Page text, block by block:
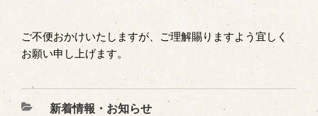
ご不便おかけいたしますが、ご理解賜りますよう宜しく
お願い申し上げます。
カ
新着情報・お知らせ